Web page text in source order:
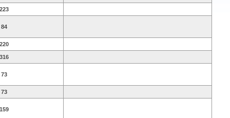
223
84
220
316
73
73
159